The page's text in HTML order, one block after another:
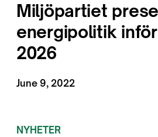
Miljöpartiet
energipolitik
2026
June 9, 2022
NYHETER